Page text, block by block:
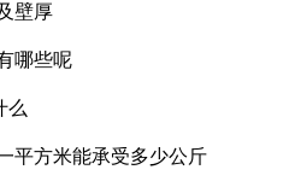
壁厚
哪些呢
么
平方米能承受多少公斤